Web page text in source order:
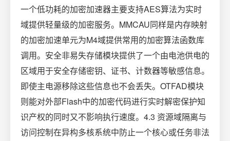
一个低功耗的加密加速器主要支持AES算法为实时
域提供轻量级的加密服务。MMCAU同样是内存映射
的加密加速单元为M4域提供常用的加密算法函数库
调用。安全非易失存储模块提供了一个由电池供电的
区域用于安全存储密钥、证书、计数器等敏感信息。
即使主电源移除这些信息也不会丢失。OTFAD模块
则能对外部Flash中的加密代码进行实时解密保护知
识产权的同时又不影响执行速度。4.3 资源域隔离与
访问控制在异构多核系统中防止一个核心或任务非法